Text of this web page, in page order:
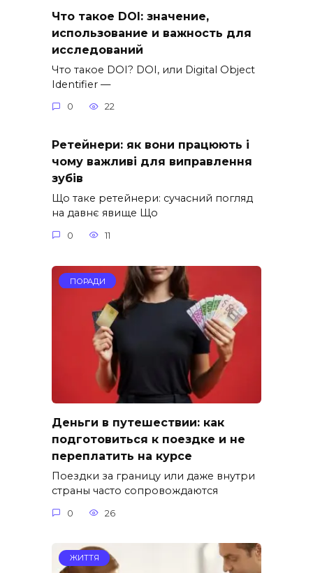
Что такое DOI: значение,
использование и важность для
исследований
Что такое DOI? DOI, или Digital Object
Identifier —
0 22
Ретейнери: як вони працюють і
чому важливі для виправлення
зубів
Що таке ретейнери: сучасний погляд
на давнє явище Що
0 11
ПОРАДИ
Деньги в путешествии: как
подготовиться к поездке и не
переплатить на курсе
Поездки за границу или даже внутри
страны часто сопровождаются
0 26
ЖИТТЯ